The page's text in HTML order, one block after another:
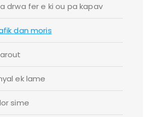
drwa fer e ki ou pa kapav
dan moris
ek lame
sime